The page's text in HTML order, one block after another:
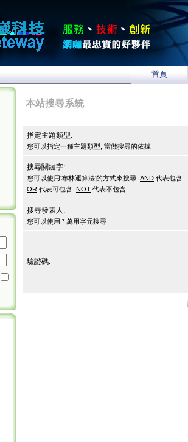
首頁
本站搜尋系統
指定主題類型:
您可以指定一種主題類型, 當做搜尋的依據
搜尋關鍵字:
您可以使用'布林運算法'的方式來搜尋. AND 代表包含.
OR 代表可包含. NOT 代表不包含.
搜尋發表人:
您可以使用 * 萬用字元搜尋
驗證碼: